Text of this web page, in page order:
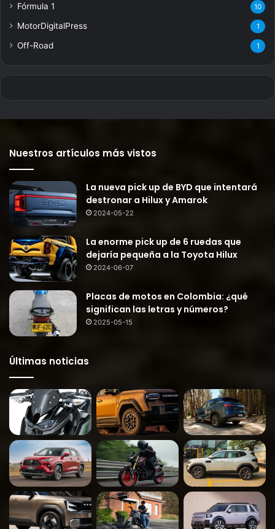
Fórmula 1 10
MotorDigitalPress 1
Off-Road 1
Nuestros artículos más vistos
La nueva pick up de BYD que intentará
destronar a Hilux y Amarok
2024-05-22
La enorme pick up de 6 ruedas que
dejaría pequeña a la Toyota Hilux
2024-06-07
Placas de motos en Colombia: ¿qué
significan las letras y números?
2025-05-15
Últimas noticias